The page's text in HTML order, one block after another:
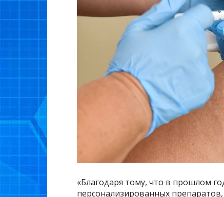
«Благодаря тому, что в прошлом
персонализированных